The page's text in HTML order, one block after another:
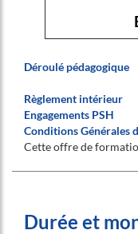
Déroulé pédagogique
Règlement intérieur
Engagements PSH
Conditions Générales
Cette offre de
Durée et